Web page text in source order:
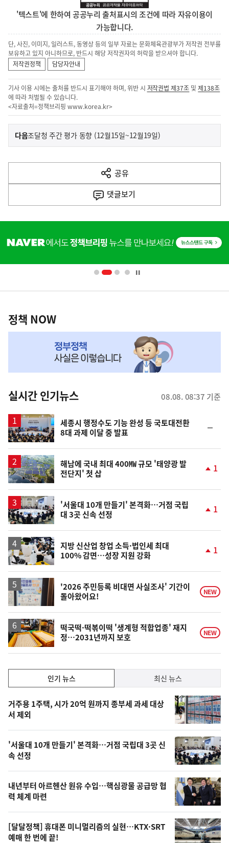
'텍스트'에 한하여 공공누리 출처표시의 조건에 따라 자유이용이
가능합니다.
단, 사진, 이미지, 일러스트, 동영상 등의 일부 자료는 문화체육관광부가 저작권 전부를
보유하고 있지 아니하므로, 반드시 해당 저작권자의 허락을 받으셔야 합니다.
저작권정책
담당자안내
기사 이용 시에는 출처를 반드시 표기해야 하며, 위반 시 저작권법 제37조 및제138조
에 따라 처벌될 수 있습니다.
<자료출처=정책브리핑 www.korea.kr>
이
전
다
음
다음기
사
조달청 주간 평가 동향 (12월15일~12월19일)
공유
열
기
댓글보기
단
영
책
NOW,
뉴
스
정책 NOW
실시간 인기뉴스 08.08. 08:37 기준
세종시 행정수도 기능 완성 등 국토대전환
8대 과제 이달 중 발표
일
해남에 국내 최대 400㎿ 규모 '태양광 발
전단지' 첫 삽
상
1
'서울대 10개 만들기' 본격화…거점 국립
대 3곳 신속 선정
상
1
지방 신산업 창업 소득·법인세 최대
100% 감면…성장 지원 강화
상
승
1
'2026 주민등록 비대면 사실조사' 기간이
돌아왔어요!
NEW
떡국떡·떡볶이떡 '생계형 적합업종' 재지
정…2031년까지 보호
NEW
기,
최
신,
오
늘
의
영
상
오
인기 뉴스 최신 뉴스
기
뉴
스
거주용 1주택, 시가 20억 원까지 종부세 과세 대상
서 제외
'서울대 10개 만들기' 본격화…거점 국립대 3곳 신
속 선정
내년부터 아르헨산 원유 수입…핵심광물 공급망 협
력 체계 마련
[달달정책] 휴대폰 미니멀리즘의 실현…KTX·SRT
예매 한 번에 끝!